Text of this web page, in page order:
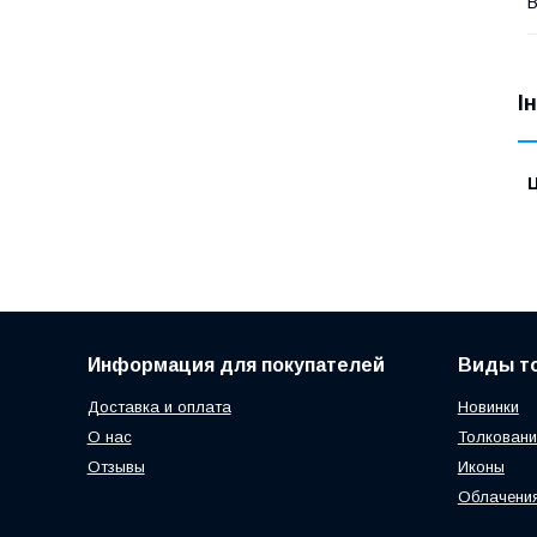
Информация для покупателей
Доставка и оплата
О нас
Отзывы
Виды
Новинки
Иконы